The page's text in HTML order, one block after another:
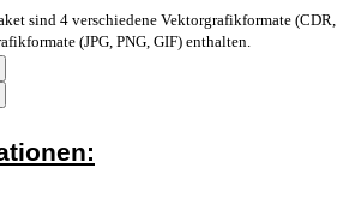
sind 4 verschiedene Vektorgrafikformate (CDR,
(JPG, PNG, GIF) enthalten.